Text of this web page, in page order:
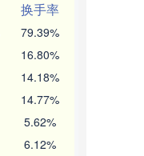
换手率
79.39%
16.80%
14.18%
14.77%
5.62%
6.12%